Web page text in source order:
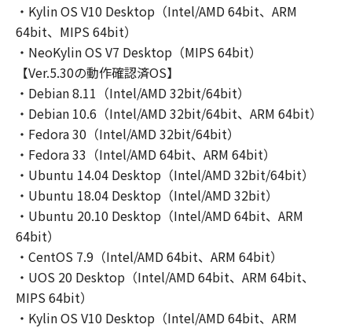
権、肖像権、商標権その他の権利を侵害する方
法で「コンテンツデータ」を利用することはで
きません。また、第三者にこのような行為をさ
せてはなりません。
(8) お客様は、「コンテンツデータ」の全部ま
たは一部を自らまたは第三者のために商標、商
号、サービスマークその他の商品表示に利用
し、登記し、または登録することはできませ
ん。また、第三者にこのような行為をさせては
なりません。
(9) お客様は、「コンテンツデータ」を、キヤノ
ン、キヤノンの子会社、もしくはキヤノンのラ
イセンサーのイメージを損なう行為のために利
用すること、またはその他キヤノンが不適切と
判断する目的で利用することはできません。ま
た、第三者にこのような行為をさせてはなりま
せん。
・Kylin OS V10 Desktop（Intel/AMD 64bit、ARM
64bit、MIPS 64bit）
・NeoKylin OS V7 Desktop（MIPS 64bit）
【Ver.5.30の動作確認済OS】
・Debian 8.11（Intel/AMD 32bit/64bit）
・Debian 10.6（Intel/AMD 32bit/64bit、ARM 64bit）
・Fedora 30（Intel/AMD 32bit/64bit）
・Fedora 33（Intel/AMD 64bit、ARM 64bit）
・Ubuntu 14.04 Desktop（Intel/AMD 32bit/64bit）
・Ubuntu 18.04 Desktop（Intel/AMD 32bit）
・Ubuntu 20.10 Desktop（Intel/AMD 64bit、ARM
64bit）
・CentOS 7.9（Intel/AMD 64bit、ARM 64bit）
・UOS 20 Desktop（Intel/AMD 64bit、ARM 64bit、
MIPS 64bit）
・Kylin OS V10 Desktop（Intel/AMD 64bit、ARM